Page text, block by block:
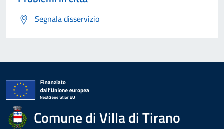
Segnala disservizio
Comune di Villa di Tirano